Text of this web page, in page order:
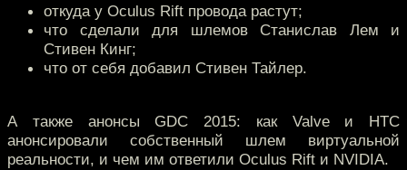
откуда у Oculus Rift провода растут;
что сделали для шлемов Станислав Лем и
Стивен Кинг;
что от себя добавил Стивен Тайлер.
А также анонсы GDC 2015: как Valve и HTC
анонсировали собственный шлем виртуальной
реальности, и чем им ответили Oculus Rift и NVIDIA.